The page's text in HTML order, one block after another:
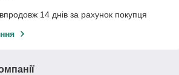
14 днів за рахунок покупця